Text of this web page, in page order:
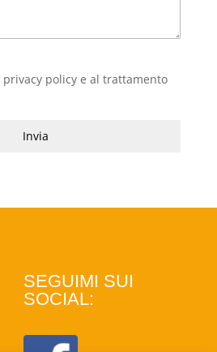
privacy policye al trattamento
Invia
SEGUIMI SUI
SOCIAL: